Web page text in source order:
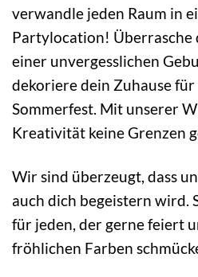
verwandle jeden Raum in
Partylocation! Überrasche
einer unvergesslichen
dekoriere dein Zuhause
Sommerfest. Mit unserer
Kreativität keine Grenzen
Wir sind überzeugt, dass
auch dich begeistern wird.
für jeden, der gerne feiert
fröhlichen Farben